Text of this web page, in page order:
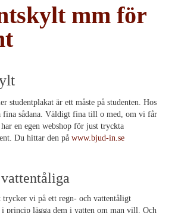
mm för
studentplakat är ett måste på studenten. Hos
fina sådana. Väldigt fina till o med, om vi får
en egen webshop för just tryckta
Du hittar den på www.bjud-in.se
trycker vi på ett regn- och vattentåligt
princip lägga dem i vatten om man vill. Och